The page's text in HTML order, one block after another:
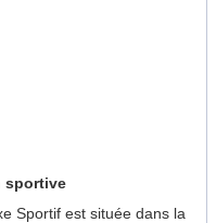
sportive
Sportif est située dans la